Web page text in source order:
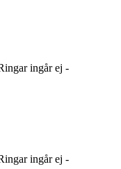
ingår ej -
ingår ej -